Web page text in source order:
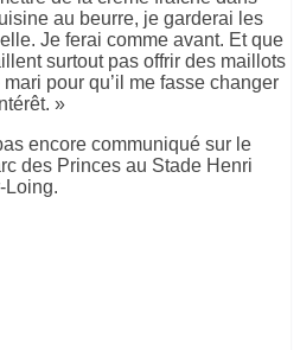
au beurre, je garderai les
Je ferai comme avant. Et que
surtout pas offrir des maillots
pour qu’il me fasse changer
»
encore communiqué sur le
des Princes au Stade Henri
Loing.